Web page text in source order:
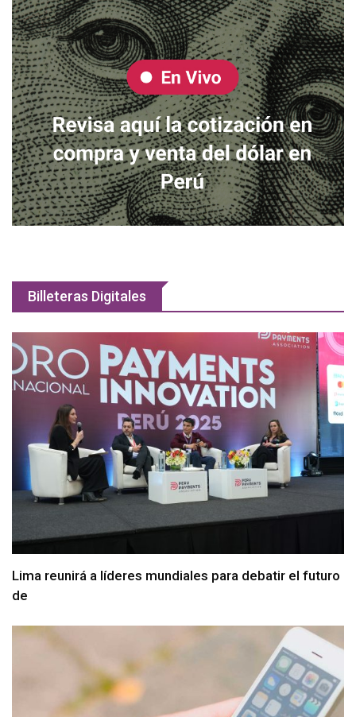
Billeteras Digitales
Lima reunirá a líderes mundiales para debatir el futuro
de